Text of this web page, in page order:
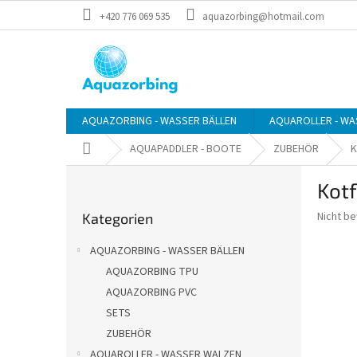
+420 776 069 535 aquazorbing@hotmail.com
AQUAZORBING - WASSER BÄLLEN AQUAROLLER -
StartseiteAQUAPADDLER - BOOTE ZUBEHÖR
überspringen
Kategorien
AQUAZORBING - WASSER BÄLLEN
AQUAZORBING TPU
AQUAZORBING PVC
SETS
ZUBEHÖR
Die
Nicht